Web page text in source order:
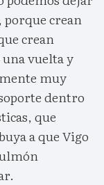
porque crean
crean
vuelta y
muy
dentro
que
a que Vigo